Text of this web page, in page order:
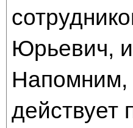
Юрьевич,
Напомним,
действует